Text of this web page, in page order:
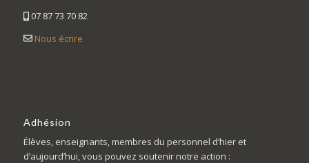
07 87 73 70 82
Nous écrire
Adhésion
Élèves, enseignants, membres du personnel d’hier et
d’aujourd’hui, vous pouvez soutenir notre action :